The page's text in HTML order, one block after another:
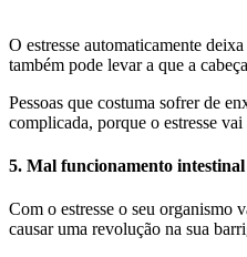
O estresse automaticamente
também pode levar a que a
Pessoas que costuma sofrer de
complicada, porque o estresse vai
5. Mal funcionamento intestinal
Com o estresse o seu organismo
causar uma revolução na sua